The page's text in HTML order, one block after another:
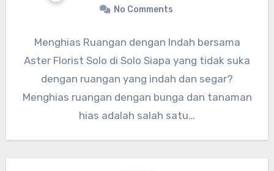
No Comments
Menghias Ruangan dengan Indah bersama
Aster Florist Solo di Solo Siapa yang tidak suka
dengan ruangan yang indah dan segar?
Menghias ruangan dengan bunga dan tanaman
hias adalah salah satu…